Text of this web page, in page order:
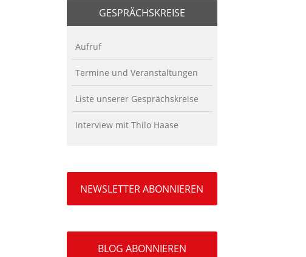
GESPRÄCHSKREISE
Aufruf
Termine und Veranstaltungen
Liste unserer Gesprächskreise
Interview mit Thilo Haase
NEWSLETTER ABONNIEREN
BLOG ABONNIEREN